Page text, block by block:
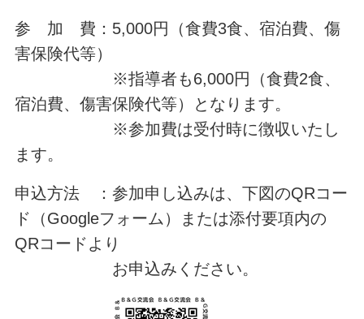
参 加 費：5,000円（食費3食、宿泊費、傷
害保険代等）
※指導者も6,000円（食費2食、
宿泊費、傷害保険代等）となります。
※参加費は受付時に徴収いたし
ます。
申込方法 ：参加申し込みは、下図のQRコー
ド（Googleフォーム）または添付要項内の
QRコードより
お申込みください。